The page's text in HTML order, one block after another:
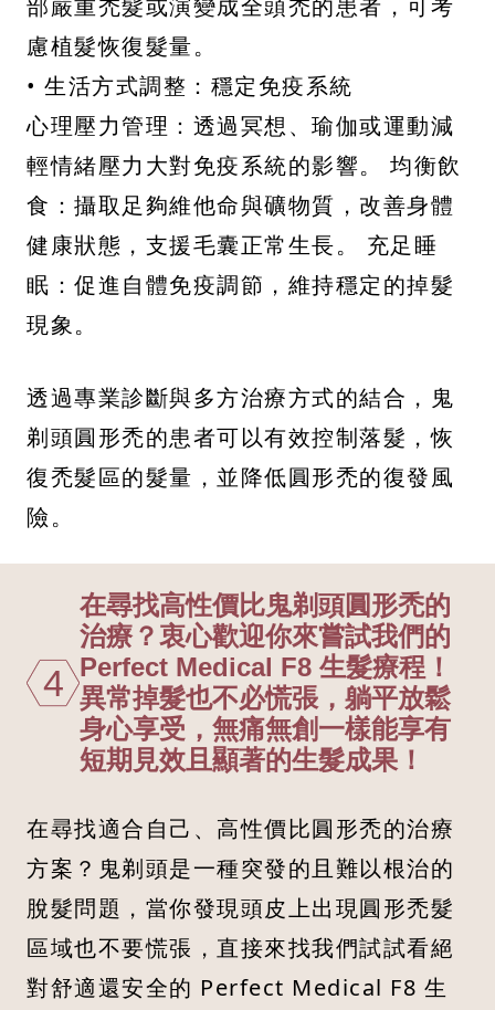
部嚴重禿髮或演變成全頭禿的患者，可考
慮植髮恢復髮量。
• 生活方式調整：穩定免疫系統
心理壓力管理：透過冥想、瑜伽或運動減
輕情緒壓力大對免疫系統的影響。 均衡飲
食：攝取足夠維他命與礦物質，改善身體
健康狀態，支援毛囊正常生長。 充足睡
眠：促進自體免疫調節，維持穩定的掉髮
現象。
透過專業診斷與多方治療方式的結合，鬼
剃頭圓形禿的患者可以有效控制落髮，恢
復禿髮區的髮量，並降低圓形禿的復發風
險。
4
在尋找高性價比鬼剃頭圓形禿的
治療？衷心歡迎你來嘗試我們的
Perfect Medical F8 生髮療程！
異常掉髮也不必慌張，躺平放鬆
身心享受，無痛無創一樣能享有
短期見效且顯著的生髮成果！
在尋找適合自己、高性價比圓形禿的治療
方案？鬼剃頭是一種突發的且難以根治的
脫髮問題，當你發現頭皮上出現圓形禿髮
區域也不要慌張，直接來找我們試試看絕
對舒適還安全的 Perfect Medical F8 生